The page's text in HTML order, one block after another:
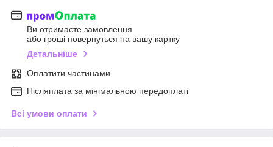
Ви отримаєте замовлення
або гроші повернуться на вашу картку
Детальніше
Оплатити частинами
Післяплата за мінімальною передоплаті
Всі умови оплати